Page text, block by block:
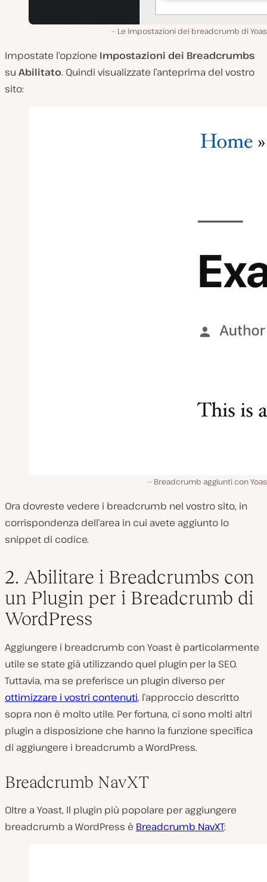
Le impostazioni dei breadcrumb di
Impostate l’opzione Impostazioni dei Breadcrumbs
su Abilitato. Quindi visualizzate l’anteprima del vostro
sito:
Breadcrumb aggiunti con
Ora dovreste vedere i breadcrumb nel vostro sito, in
corrispondenza dell’area in cui avete aggiunto lo
snippet di codice.
2. Abilitare i Breadcrumbs con
un Plugin per i Breadcrumb di
WordPress
Aggiungere i breadcrumb con Yoast è particolarmente
utile se state già utilizzando quel plugin per la SEO.
Tuttavia, ma se preferisce un plugin diverso per
ottimizzare i vostri contenuti, l’approccio descritto
sopra non è molto utile. Per fortuna, ci sono molti altri
plugin a disposizione che hanno la funzione specifica
di aggiungere i breadcrumb a WordPress.
Breadcrumb NavXT
Oltre a Yoast, Il plugin più popolare per aggiungere
breadcrumb a WordPress è Breadcrumb NavXT: